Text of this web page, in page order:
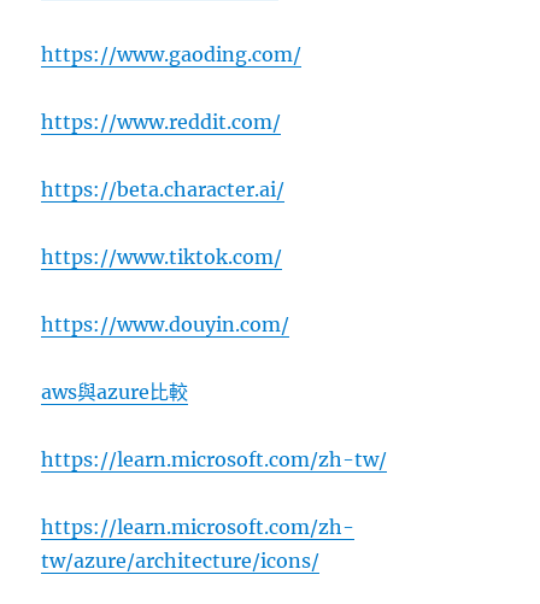
https://www.gaoding.com/
https://www.reddit.com/
https://beta.character.ai/
https://www.tiktok.com/
https://www.douyin.com/
aws與azure比較
https://learn.microsoft.com/zh-tw/
https://learn.microsoft.com/zh-
tw/azure/architecture/icons/